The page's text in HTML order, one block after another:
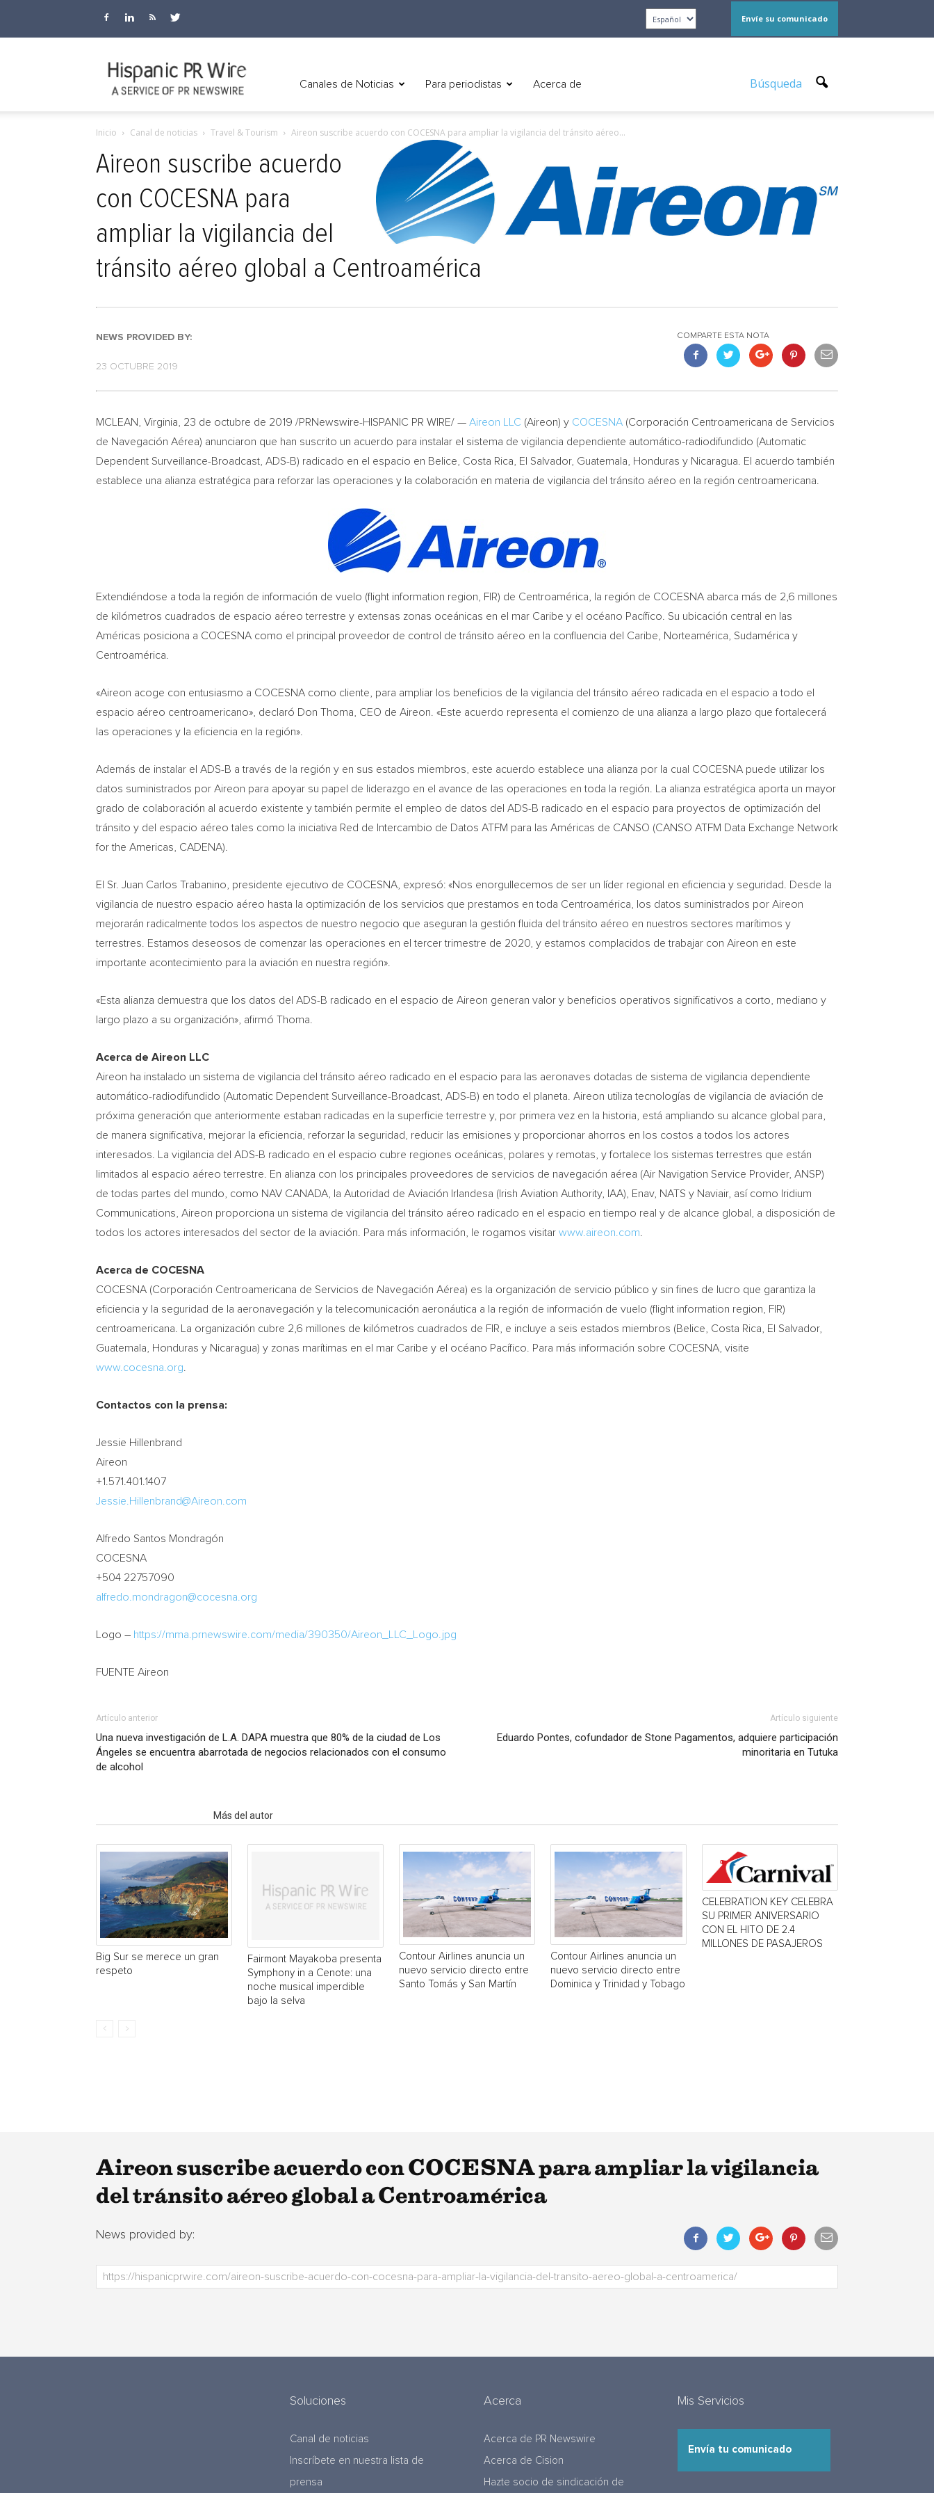
Envíe su comunicado
Canales de Noticias Para periodistas Acerca de Búsqueda
Inicio Canal de noticias Travel & Tourism Aireon suscribe acuerdo con COCESNA para ampliar la vigilancia del tránsito aéreo...
Aireon suscribe acuerdo
con COCESNA para
ampliar la vigilancia del
tránsito aéreo global a Centroamérica
NEWS PROVIDED BY:
23 OCTUBRE 2019
COMPARTE ESTA NOTA
MCLEAN, Virginia , 23 de octubre de 2019 /PRNewswire-HISPANIC PR WIRE/ — Aireon LLC (Aireon) y COCESNA (Corporación Centroamericana de Servicios
de Navegación Aérea) anunciaron que han suscrito un acuerdo para instalar el sistema de vigilancia dependiente automático-radiodifundido (Automatic
Dependent Surveillance-Broadcast, ADS-B) radicado en el espacio en Belice, Costa Rica El Salvador, Guatemala Honduras y Nicaragua . El acuerdo también
establece una alianza estratégica para reforzar las operaciones y la colaboración en materia de vigilancia del tránsito aéreo en la región centroamericana.
Extendiéndose a toda la región de información de vuelo (flight information region, FIR) de Centroamérica, la región de COCESNA abarca más de 2,6 millones
de kilómetros cuadrados de espacio aéreo terrestre y extensas zonas oceánicas en el mar Caribe y el océano Pacífico. Su ubicación central en las
Américas posiciona a COCESNA como el principal proveedor de control de tránsito aéreo en la confluencia del Caribe, Norteamérica, Sudamérica y
Centroamérica.
«Aireon acoge con entusiasmo a COCESNA como cliente, para ampliar los beneficios de la vigilancia del tránsito aéreo radicada en el espacio a todo el
espacio aéreo centroamericano», declaró Don Thoma , CEO de Aireon. «Este acuerdo representa el comienzo de una alianza a largo plazo que fortalecerá
las operaciones y la eficiencia en la región».
Además de instalar el ADS-B a través de la región y en sus estados miembros, este acuerdo establece una alianza por la cual COCESNA puede utilizar los
datos suministrados por Aireon para apoyar su papel de liderazgo en el avance de las operaciones en toda la región. La alianza estratégica aporta un mayor
grado de colaboración al acuerdo existente y también permite el empleo de datos del ADS-B radicado en el espacio para proyectos de optimización del
tránsito y del espacio aéreo tales como la iniciativa Red de Intercambio de Datos ATFM para las Américas de CANSO (CANSO ATFM Data Exchange Network
for the Americas, CADENA).
El Sr. Juan Carlos Trabanino , presidente ejecutivo de COCESNA, expresó: «Nos enorgullecemos de ser un líder regional en eficiencia y seguridad. Desde la
vigilancia de nuestro espacio aéreo hasta la optimización de los servicios que prestamos en toda Centroamérica, los datos suministrados por Aireon
mejorarán radicalmente todos los aspectos de nuestro negocio que aseguran la gestión fluida del tránsito aéreo en nuestros sectores marítimos y
terrestres. Estamos deseosos de comenzar las operaciones en el tercer trimestre de 2020, y estamos complacidos de trabajar con Aireon en este
importante acontecimiento para la aviación en nuestra región».
«Esta alianza demuestra que los datos del ADS-B radicado en el espacio de Aireon generan valor y beneficios operativos significativos a corto, mediano y
largo plazo a su organización», afirmó Thoma.
Acerca de Aireon LLC
Aireon ha instalado un sistema de vigilancia del tránsito aéreo radicado en el espacio para las aeronaves dotadas de sistema de vigilancia dependiente
automático-radiodifundido (Automatic Dependent Surveillance-Broadcast, ADS-B) en todo el planeta. Aireon utiliza tecnologías de vigilancia de aviación de
próxima generación que anteriormente estaban radicadas en la superficie terrestre y, por primera vez en la historia, está ampliando su alcance global para,
de manera significativa, mejorar la eficiencia, reforzar la seguridad, reducir las emisiones y proporcionar ahorros en los costos a todos los actores
interesados. La vigilancia del ADS-B radicado en el espacio cubre regiones oceánicas, polares y remotas, y fortalece los sistemas terrestres que están
limitados al espacio aéreo terrestre. En alianza con los principales proveedores de servicios de navegación aérea (Air Navigation Service Provider, ANSP)
de todas partes del mundo, como NAV CANADA , la Autoridad de Aviación Irlandesa (Irish Aviation Authority, IAA), Enav, NATS y Naviair, así como Iridium
Communications, Aireon proporciona un sistema de vigilancia del tránsito aéreo radicado en el espacio en tiempo real y de alcance global, a disposición de
todos los actores interesados del sector de la aviación. Para más información, le rogamos visitar www.aireon.com
Acerca de COCESNA
COCESNA (Corporación Centroamericana de Servicios de Navegación Aérea) es la organización de servicio público y sin fines de lucro que garantiza la
eficiencia y la seguridad de la aeronavegación y la telecomunicación aeronáutica a la región de información de vuelo (flight information region, FIR)
centroamericana. La organización cubre 2,6 millones de kilómetros cuadrados de FIR, e incluye a seis estados miembros (Belice, Costa Rica El Salvador,
Guatemala
Honduras y Nicaragua) y zonas marítimas en el mar Caribe y el océano Pacífico. Para más información sobre COCESNA, visite
www.cocesna.org
Contactos con la prensa:
Jessie Hillenbrand
Aireon
+1.571.401.1407
Jessie.Hillenbrand@Aireon.com
Alfredo Santos Mondragón
COCESNA
+504 22757090
alfredo.mondragon@cocesna.org
Logo – https://mma.prnewswire.com/media/390350/Aireon_LLC_Logo.jpg
FUENTE Aireon
Artículo anterior
Una nueva investigación de L.A. DAPA muestra que 80% de la ciudad de Los
Ángeles se encuentra abarrotada de negocios relacionados con el consumo
de alcohol
Artículo siguiente
Eduardo Pontes, cofundador de Stone Pagamentos, adquiere participación
minoritaria en Tutuka
Más del autor
Big Sur se merece un gran
respeto
Fairmont Mayakoba presenta
Symphony in a Cenote: una
noche musical imperdible
bajo la selva
Contour Airlines anuncia un
nuevo servicio directo entre
Santo Tomás y San Martín
Contour Airlines anuncia un
nuevo servicio directo entre
Dominica y Trinidad y Tobago
CELEBRATION KEY CELEBRA
SU PRIMER ANIVERSARIO
CON EL HITO DE 2.4
MILLONES DE PASAJEROS
Aireon suscribe acuerdo con COCESNA para ampliar la vigilancia
del tránsito aéreo global a Centroamérica
News provided by:
Soluciones
Canal de noticias
Inscríbete en nuestra lista de
prensa
Acerca
Acerca de PR Newswire
Acerca de Cision
Hazte socio de sindicación de
Mis Servicios
Envía tu comunicado